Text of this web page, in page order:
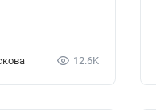
12.6K